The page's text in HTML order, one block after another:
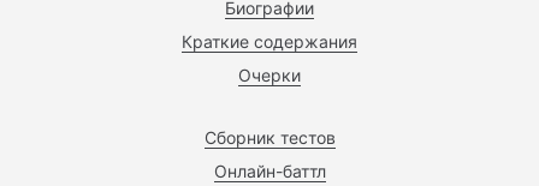
Биографии
Краткие содержания
Очерки
Сборник тестов
Онлайн-баттл